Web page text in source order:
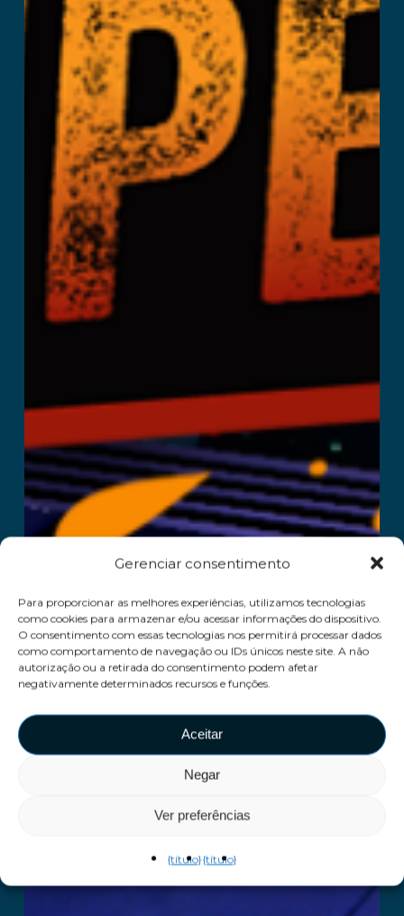
Gerenciar consentimento
Para proporcionar as melhores experiências, utilizamos tecnologias
como cookies para armazenar e/ou acessar informações do dispositivo.
O consentimento com essas tecnologias nos permitirá processar dados
como comportamento de navegação ou IDs únicos neste site. A não
autorização ou a retirada do consentimento podem afetar
negativamente determinados recursos e funções.
Aceitar
Negar
Ver preferências
{título}{título}